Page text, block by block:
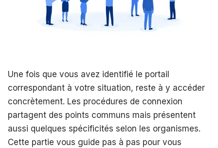
Une fois que vous avez identifié le portail
correspondant à votre situation, reste à y accéder
concrètement. Les procédures de connexion
partagent des points communs mais présentent
aussi quelques spécificités selon les organismes.
Cette partie vous guide pas à pas pour vous